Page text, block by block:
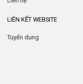
LIÊN KẾT WEBSITE
Tuyển dụng